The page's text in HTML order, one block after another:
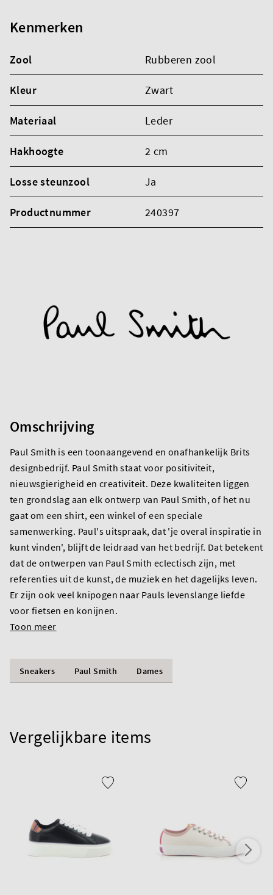
Kenmerken
Zool Rubberen zool
Kleur Zwart
Materiaal Leder
Hakhoogte 2 cm
Losse steunzool Ja
Productnummer 240397
Omschrijving
Paul Smith is een toonaangevend en onafhankelijk Brits
designbedrijf. Paul Smith staat voor positiviteit,
nieuwsgierigheid en creativiteit. Deze kwaliteiten liggen
ten grondslag aan elk ontwerp van Paul Smith, of het nu
gaat om een shirt, een winkel of een speciale
samenwerking. Paul's uitspraak, dat 'je overal inspiratie in
kunt vinden', blijft de leidraad van het bedrijf. Dat betekent
dat de ontwerpen van Paul Smith eclectisch zijn, met
referenties uit de kunst, de muziek en het dagelijks leven.
Er zijn ook veel knipogen naar Pauls levenslange liefde
voor fietsen en konijnen.
Toon meer
Sneakers Paul Smith Dames
Vergelijkbare items